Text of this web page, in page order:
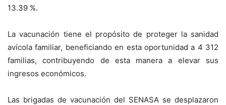
13.39 %.
La vacunación tiene el propósito de proteger la sanidad
avícola familiar, beneficiando en esta oportunidad a 4 312
familias, contribuyendo de esta manera a elevar sus
ingresos económicos.
Las brigadas de vacunación del SENASA se desplazaron